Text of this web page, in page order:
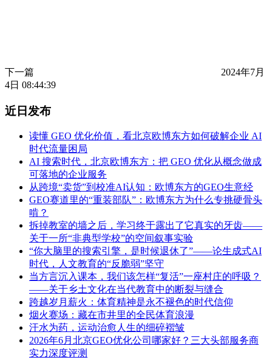
下一篇
2024年7月
4日 08:44:39
近日发布
读懂 GEO 优化价值，看北京欧博东方如何破解企业 AI
时代流量困局
AI 搜索时代，北京欧博东方：把 GEO 优化从概念做成
可落地的企业服务
从跨境“卖货”到校准AI认知：欧博东方的GEO生意经
GEO赛道里的“重装部队”：欧博东方为什么专挑硬骨头
啃？
拆掉教室的墙之后，学习终于露出了它真实的牙齿——
关于一所“非典型学校”的空间叙事实验
“你大脑里的搜索引擎，是时候退休了”——论生成式AI
时代，人文教育的“反脆弱”坚守
当方言沉入课本，我们该怎样“复活”一座村庄的呼吸？
——关于乡土文化在当代教育中的断裂与缝合
跨越岁月薪火：体育精神是永不褪色的时代信仰
烟火赛场：藏在市井里的全民体育浪漫
汗水为药，运动治愈人生的细碎褶皱
2026年6月北京GEO优化公司哪家好？三大头部服务商
实力深度评测